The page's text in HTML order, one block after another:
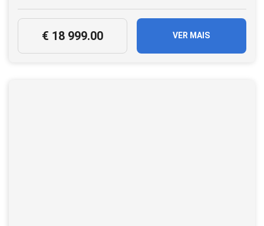
€ 18 999.00 VER MAIS